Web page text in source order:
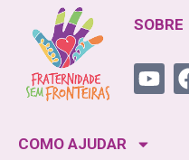
SOBRE
COMO AJUDAR